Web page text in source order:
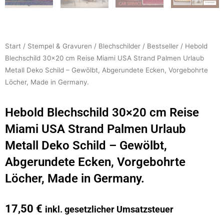
Start / Stempel & Gravuren / Blechschilder / Bestseller / Hebold
Blechschild 30×20 cm Reise Miami USA Strand Palmen Urlaub
Metall Deko Schild – Gewölbt, Abgerundete Ecken, Vorgebohrte
Löcher, Made in Germany.
Hebold Blechschild 30×20 cm Reise
Miami USA Strand Palmen Urlaub
Metall Deko Schild – Gewölbt,
Abgerundete Ecken, Vorgebohrte
Löcher, Made in Germany.
17,50 € inkl. gesetzlicher Umsatzsteuer